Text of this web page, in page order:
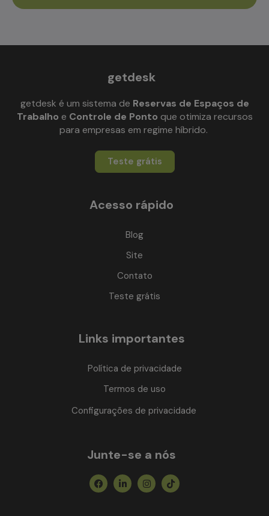
getdesk
getdesk é um sistema de Reservas de Espaços de
Trabalho e Controle de Ponto que otimiza recursos
para empresas em regime híbrido.
Teste grátis
Acesso rápido
Blog
Site
Contato
Teste grátis
Links importantes
Política de privacidade
Termos de uso
Configurações de privacidade
Junte-se a nós
FacebookLinkedin-
in
Instagram
Tiktok